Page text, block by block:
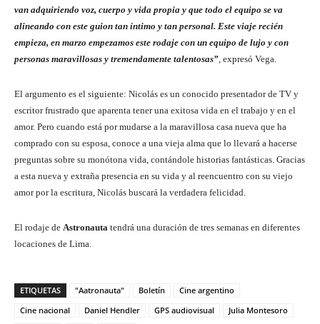
van adquiriendo voz, cuerpo y vida propia y que todo el equipo se va
alineando con este guion tan íntimo y tan personal. Este viaje recién
empieza, en marzo empezamos este rodaje con un equipo de lujo y con
personas maravillosas y tremendamente talentosas”, expresó Vega.
El argumento es el siguiente: Nicolás es un conocido presentador de TV y
escritor frustrado que aparenta tener una exitosa vida en el trabajo y en el
amor. Pero cuando está por mudarse a la maravillosa casa nueva que ha
comprado con su esposa, conoce a una vieja alma que lo llevará a hacerse
preguntas sobre su monótona vida, contándole historias fantásticas. Gracias
a esta nueva y extraña presencia en su vida y al reencuentro con su viejo
amor por la escritura, Nicolás buscará la verdadera felicidad.
El rodaje de Astronauta tendrá una duración de tres semanas en diferentes
locaciones de Lima.
ETIQUETAS "Aatronauta" Boletín
Cine argentino
Cine nacional
Daniel Hendler GPS audiovisual
Julia Montesoro